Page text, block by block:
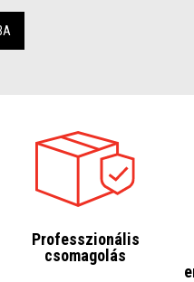
Professzionális
csomagolás